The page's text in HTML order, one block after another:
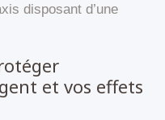
disposant d’une
et vos effets